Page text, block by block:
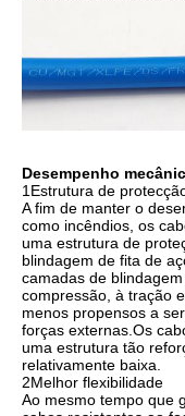
Desempenho
1Estrutura de
A fim de manter o
como incêndios, os
uma estrutura de
blindagem de fita de
camadas de
compressão, à tração
menos propensos a
forças externas.Os
uma estrutura tão
relativamente baixa.
2Melhor flexibilidade
Ao mesmo tempo que